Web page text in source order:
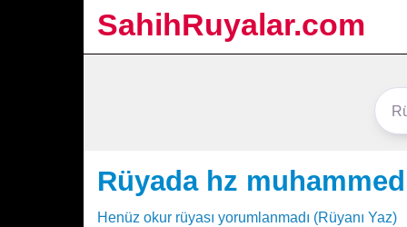
SahihRuyalar.com
Rüyada hz
Henüz okur rüyası yorumlanmadı (Rüyanı Yaz)